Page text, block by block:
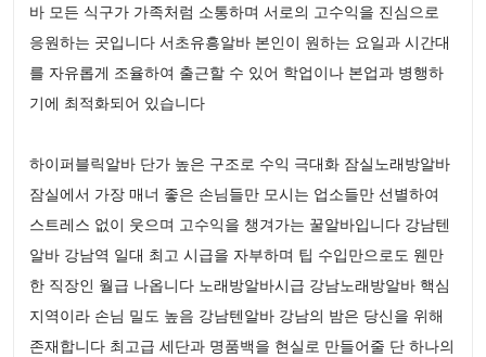
바 모든 식구가 가족처럼 소통하며 서로의 고수익을 진심으로
응원하는 곳입니다 서초유흥알바 본인이 원하는 요일과 시간대
를 자유롭게 조율하여 출근할 수 있어 학업이나 본업과 병행하
기에 최적화되어 있습니다
하이퍼블릭알바 단가 높은 구조로 수익 극대화 잠실노래방알바
잠실에서 가장 매너 좋은 손님들만 모시는 업소들만 선별하여
스트레스 없이 웃으며 고수익을 챙겨가는 꿀알바입니다 강남텐
알바 강남역 일대 최고 시급을 자부하며 팁 수입만으로도 웬만
한 직장인 월급 나옵니다 노래방알바시급 강남노래방알바 핵심
지역이라 손님 밀도 높음 강남텐알바 강남의 밤은 당신을 위해
존재합니다 최고급 세단과 명품백을 현실로 만들어줄 단 하나의